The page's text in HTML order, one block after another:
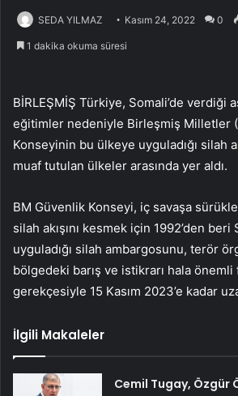
SEDA YILMAZ Kasım 24, 2022 0
1 dakika okuma süresi
BİRLEŞMİŞ Türkiye, Somali’de verdiği
eğitimler nedeniyle Birleşmiş Milletler
Konseyinin bu ülkeye uyguladığı silah
muaf tutulan ülkeler arasında yer aldı.
BM Güvenlik Konseyi, iç savaşa
silah akışını kesmek için 1992’den beri
uyguladığı silah ambargosunu, terör
bölgedeki barış ve istikrarı hala
gerekçesiyle 15 Kasım 2023’e kadar
İlgili Makaleler
Cemil Tugay, Özgür